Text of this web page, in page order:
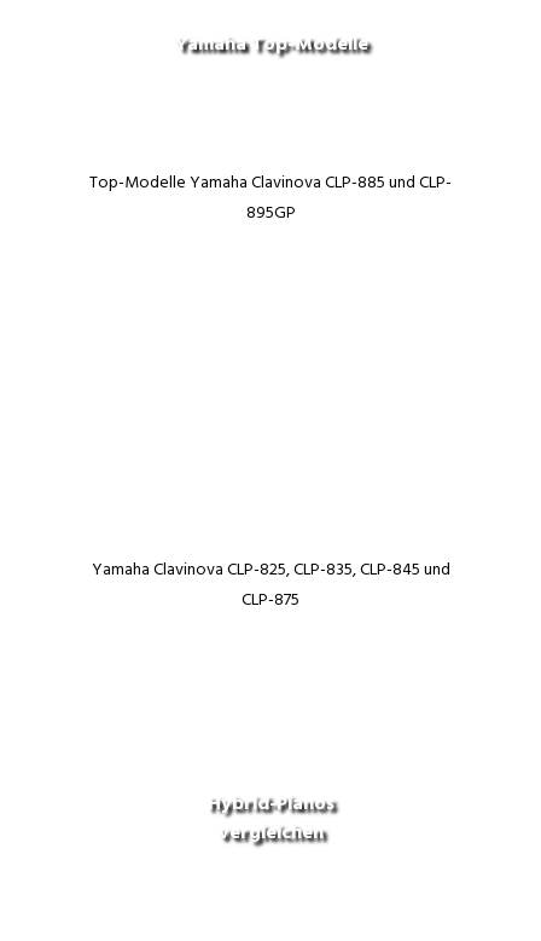
Yamaha Top-Modelle
Top-Modelle Yamaha Clavinova CLP-885 und CLP-
895GP
Yamaha Clavinova CLP-825, CLP-835, CLP-845 und
CLP-875
Hybrid-Pianos
vergleichen